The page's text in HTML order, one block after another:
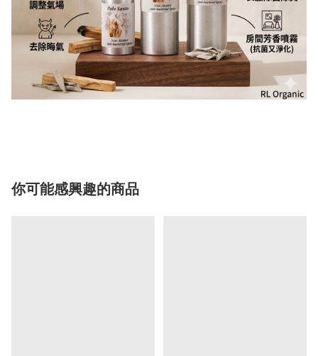
你可能感興趣的商品